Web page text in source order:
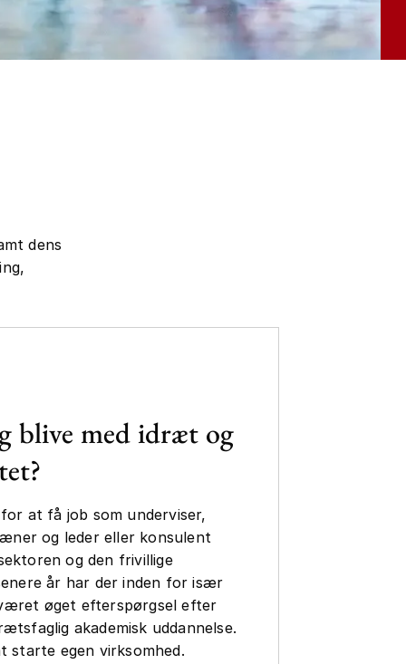
dens
blive med idræt og
at få job som underviser,
og leder eller konsulent
og den frivillige
år har der inden for især
øget efterspørgsel efter
akademisk uddannelse.
starte egen virksomhed.